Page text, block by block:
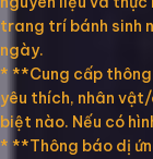
trang trí bánh sinh
ngày.
* **Cung cấp
yêu thích, nhân
biệt nào. Nếu có
* **Thông báo dị